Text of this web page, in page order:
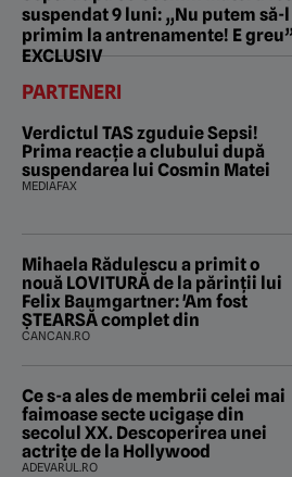
suspendat 9 luni: „Nu putem să-l
primim la antrenamente! E
EXCLUSIV
PARTENERI
Verdictul TAS zguduie Sepsi!
Prima reacție a clubului după
suspendarea lui Cosmin Matei
MEDIAFAX
Mihaela Rădulescu a primit o
nouă LOVITURĂ de la părinții lui
Felix Baumgartner: 'Am fost
ȘTEARSĂ complet din
CANCAN.RO
Ce s-a ales de membrii celei mai
faimoase secte ucigașe din
secolul XX. Descoperirea unei
actrițe de la Hollywood
ADEVARUL.RO